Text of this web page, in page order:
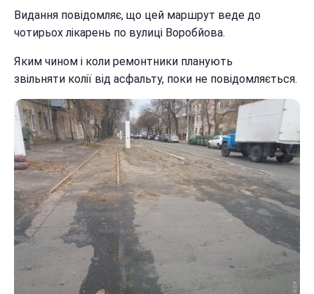
Видання повідомляє, що цей маршрут веде до
чотирьох лікарень по вулиці Воробйова.
Яким чином і коли ремонтники планують
звільняти колії від асфальту, поки не повідомляється.